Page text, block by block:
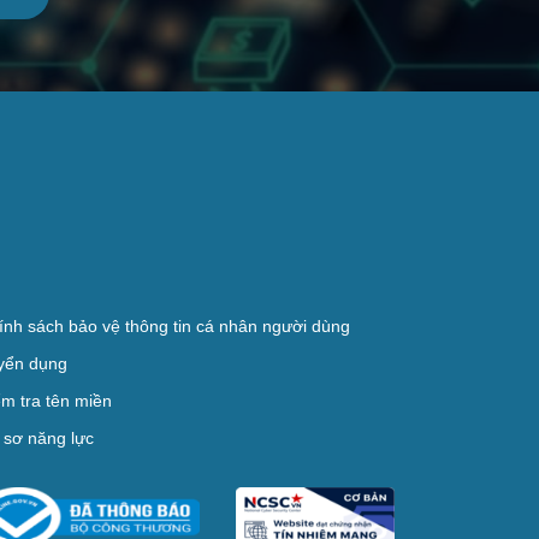
sách bảo vệ thông tin cá nhân người dùng
dụng
tra tên miền
sơ năng lực